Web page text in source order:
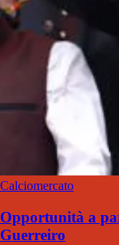
Calciomercato
Opportunità a
Guerreiro